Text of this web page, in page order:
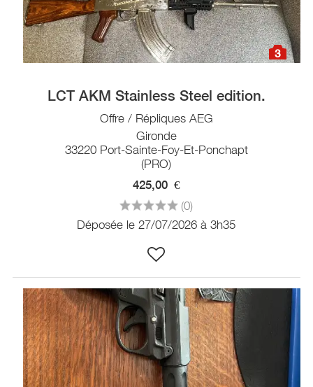
3
LCT AKM Stainless Steel edition.
Offre / Répliques AEG
Gironde
33220 Port-Sainte-Foy-Et-Ponchapt
(PRO)
425,00 €
(0)
Déposée le 27/07/2026 à 3h35